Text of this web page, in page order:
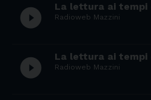
play_circle_filled La lettura ai tempi
Radioweb Mazzini
play_circle_filled La lettura ai tempi
Radioweb Mazzini